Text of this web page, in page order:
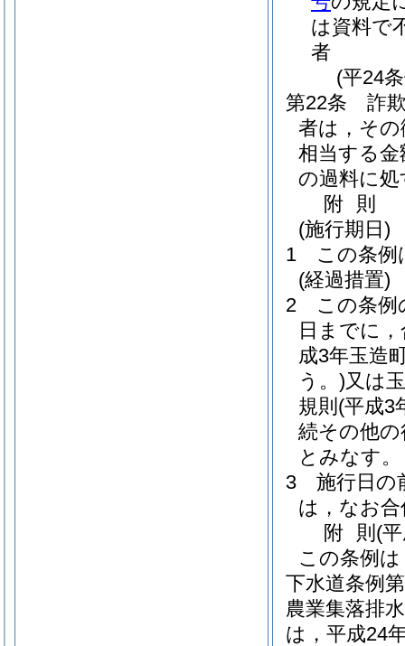
は資料で
者
(平24
第22条
詐
者は，そ
相当する
の過料に
附 則
(施行期日)
1
この条例
(経過措置)
2
この条例
日までに
成3年玉造
う。)又は
規則 (平成3
続その他
とみなす。
3
施行日の
は，なお
附 則 (
この条例
下水道条例
農業集落排
は，平成24